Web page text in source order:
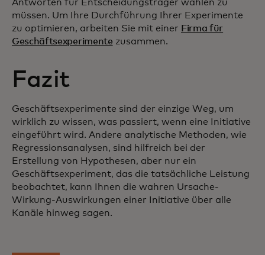
Antworten für Entscheidungsträger wählen zu
müssen. Um Ihre Durchführung Ihrer Experimente
zu optimieren, arbeiten Sie mit einer Firma für
Geschäftsexperimente zusammen.
Fazit
Geschäftsexperimente sind der einzige Weg, um
wirklich zu wissen, was passiert, wenn eine Initiative
eingeführt wird. Andere analytische Methoden, wie
Regressionsanalysen, sind hilfreich bei der
Erstellung von Hypothesen, aber nur ein
Geschäftsexperiment, das die tatsächliche Leistung
beobachtet, kann Ihnen die wahren Ursache-
Wirkung-Auswirkungen einer Initiative über alle
Kanäle hinweg sagen.